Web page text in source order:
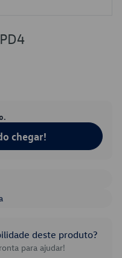
chegar!
deste produto?
para ajudar!